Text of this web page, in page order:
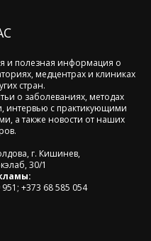
и полезная информация о
медцентрах и клиниках
стран.
о заболеваниях, методах
интервью с практикующими
а также новости от наших
г. Кишинев,
30/1
+373 68 585 054